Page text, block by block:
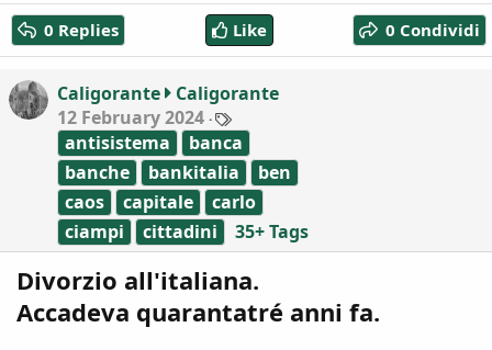
c
t
i
n
s
0 Replies Like 0 Condividi
Caligorante
Caligorante
12 February 2024
a
g
s
antisistema
banca
banche
bankitalia
ben
caos
capitale
carlo
ciampi
cittadini 35+ Tags
Divorzio all'italiana.
Accadeva quarantatré anni fa.